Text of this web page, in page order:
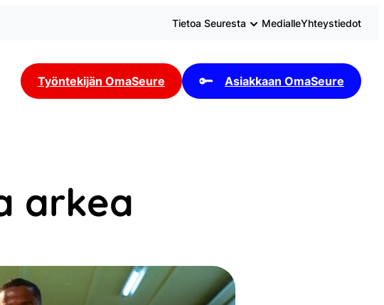
Tietoa Seuresta MedialleYhteystiedot
Työntekijän OmaSeure Asiakkaan OmaSeure
arkea